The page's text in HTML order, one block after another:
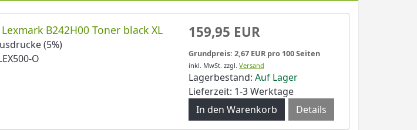
B242H00 Toner black XL
(5%)
O
159,95 EUR
Grundpreis: 2,67 EUR pro 100 Seiten
inkl. MwSt. zzgl. Versand
Lagerbestand: Auf Lager
Lieferzeit: 1-3 Werktage
Details